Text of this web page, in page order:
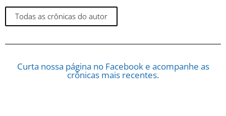
Todas as crônicas do autor
Curta nossa página no Facebook e acompanhe as
crônicas mais recentes.